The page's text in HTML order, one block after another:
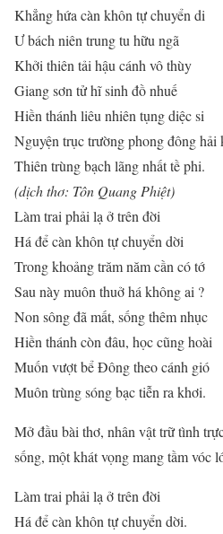
Khẳng hứa càn khôn tự chuyển di
Ư bách niên trung tu hữu ngã
Khởi thiên tải hậu cánh vô thùy
Giang sơn tử hĩ sinh đồ nhuế
Hiền thánh liêu nhiên tụng diệc si
Nguyện trục trường phong đông hải
Thiên trùng bạch lãng nhất tề phi.
(dịch thơ: Tôn Quang Phiệt)
Làm trai phải lạ ở trên đời
Há để càn khôn tự chuyển dời
Trong khoảng trăm năm cần có tớ
Sau này muôn thuở há không ai ?
Non sông đã mất, sống thêm nhục
Hiền thánh còn đâu, học cũng hoài
Muốn vượt bể Đông theo cánh gió
Muôn trùng sóng bạc tiễn ra khơi.
Mở đầu bài thơ, nhân vật trữ tình
sống, một khát vọng mang tầm vóc
Làm trai phải lạ ở trên đời
Há để càn khôn tự chuyển dời.